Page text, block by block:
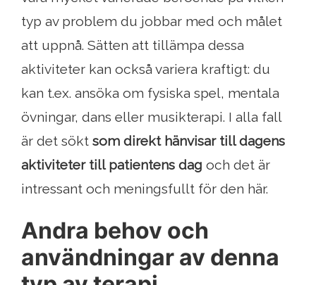
typ av problem du jobbar med och målet
att uppnå. Sätten att tillämpa dessa
aktiviteter kan också variera kraftigt: du
kan t.ex. ansöka om fysiska spel, mentala
övningar, dans eller musikterapi. I alla fall
är det sökt som direkt hänvisar till dagens
aktivitetertill patientens dag och det är
intressant och meningsfullt för den här.
Andra behov och
användningar av denna